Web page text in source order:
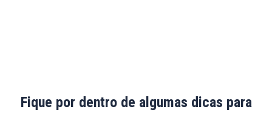
Fique por dentro de algumas dicas para